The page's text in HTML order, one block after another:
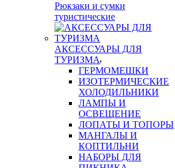
Рюкзаки и сумки
туристические
АКСЕССУАРЫ ДЛЯ
ТУРИЗМА
ГЕРМОМЕШКИ
ИЗОТЕРМИЧЕСКИЕ
ХОЛОДИЛЬНИКИ
ЛАМПЫ И
ОСВЕЩЕНИЕ
ЛОПАТЫ И ТОПОРЫ
МАНГАЛЫ И
КОПТИЛЬНИ
НАБОРЫ ДЛЯ